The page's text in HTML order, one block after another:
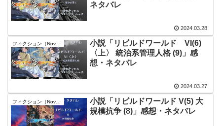
ネタバレ
2024.03.28
小説「リビルドワールド VI(6)
〈上〉 統治系管理人格 (9)」感
想・ネタバレ
2024.03.27
小説「リビルドワールド V(5) 大
規模抗争 (8)」感想・ネタバレ